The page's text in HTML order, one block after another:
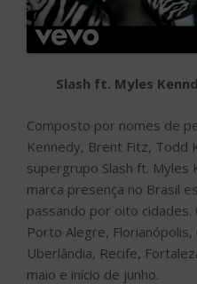
Slash ft. Myles
Composto por nomes de
Kennedy, Brent Fitz, Todd
supergrupo Slash ft. Myles
marca presença no Brasil
passando por oito
Porto Alegre, Florianópolis,
Uberlândia, Recife,
maio e início de junho.